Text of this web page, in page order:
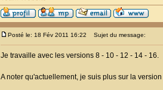
Posté le: 18 Fév 2011 16:22 Sujet du message:
Je travaille avec les versions 8 - 10 - 12 - 14 - 16.
A noter qu'actuellement, je suis plus sur la